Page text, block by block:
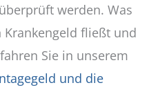
werden. Was
Krankengeld fließt und
Sie in unserem
und die